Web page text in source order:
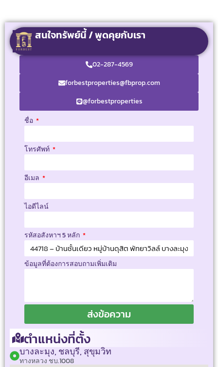
สนใจทรัพย์นี้ / พูดคุยกับเรา
02-287-4569
forbestproperties@fbprop.com
@forbestproperties
ชื่อ
โทรศัพท์
อีเมล
ไอดีไลน์
รหัสอสังหาฯ 5 หลัก
ข้อมูลที่ต้องการสอบถามเพิ่มเติม
ส่งข้อความ
ตำแหน่งที่ตั้ง
บางละมุง, ชลบุรี, สุขุมวิท
ทางหลวง ชบ.1008